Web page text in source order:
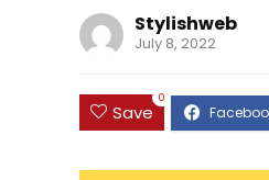
Stylishweb
July 8, 2022
Save
0